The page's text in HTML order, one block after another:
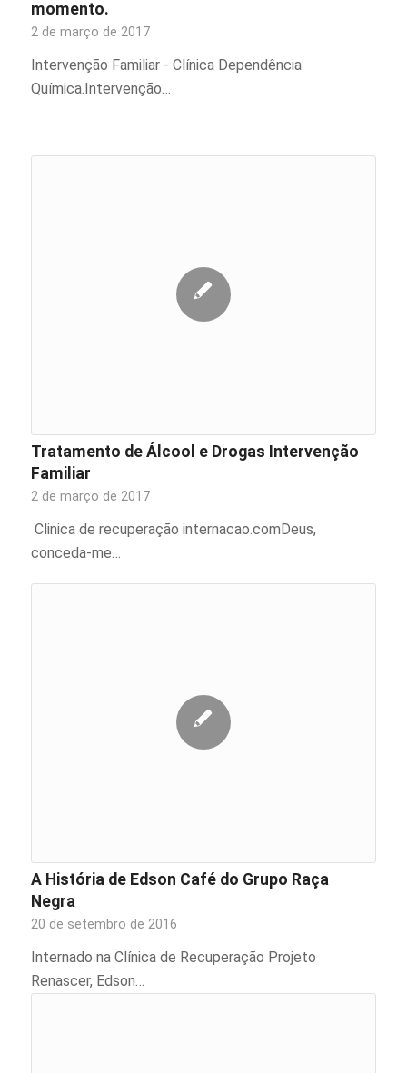
momento.
2 de março de 2017
Intervenção Familiar - Clínica Dependência
Química.Intervenção…
Tratamento de Álcool e Drogas Intervenção
Familiar
2 de março de 2017
Clinica de recuperação internacao.comDeus,
conceda-me…
A História de Edson Café do Grupo Raça
Negra
20 de setembro de 2016
Internado na Clínica de Recuperação Projeto
Renascer, Edson…